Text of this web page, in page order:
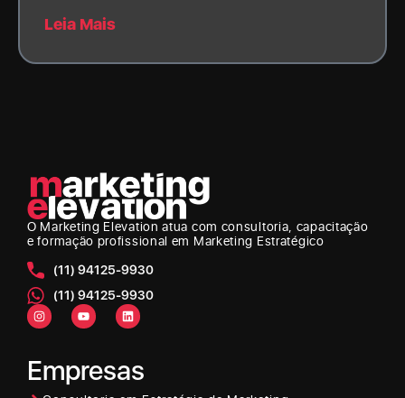
Leia Mais
O Marketing Elevation atua com consultoria, capacitação
e formação profissional em Marketing Estratégico
(11) 94125-9930
(11) 94125-9930
Empresas